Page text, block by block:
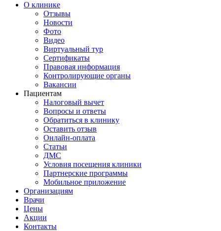
О клинике
Отзывы
Новости
Фото
Видео
Виртуальный тур
Сертификаты
Правовая информация
Контролирующие органы
Вакансии
Пациентам
Налоговый вычет
Вопросы и ответы
Обратиться в клинику
Оставить отзыв
Онлайн-оплата
Статьи
ДМС
Условия посещения клиники
Партнерские программы
Мобильное приложение
Организациям
Врачи
Цены
Акции
Контакты